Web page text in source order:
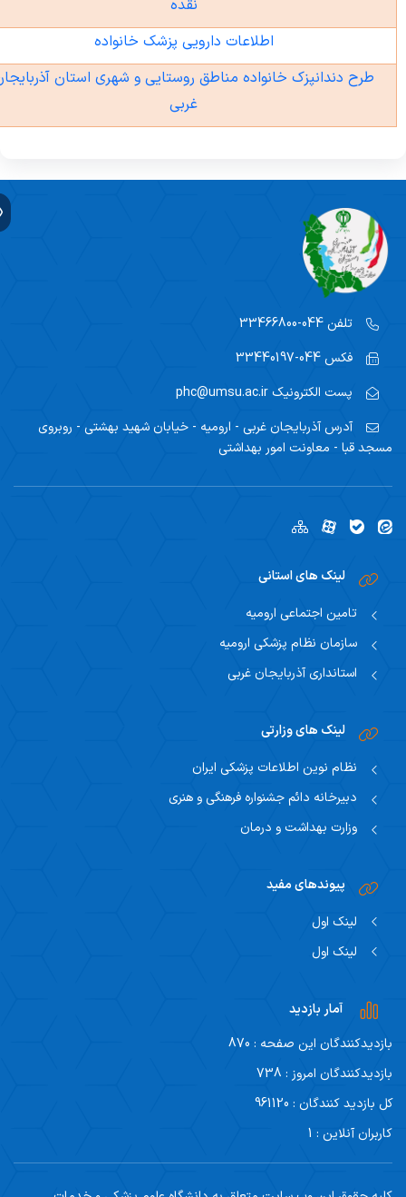
اطلاعات دارویی پزشک خانواده
طرح دندانپزک خانواده مناطق روستایی و شهری استان آذربایجان
تلفن
فکس 044-33440197
پست الکترونیکphc@umsu.ac.ir
آدرس آذربایجان غربی - ارومیه - خیابان شهید بهشتی - روبروی
قبا - معاونت امور بهداشتی
لینک های استانی
تامین اجتماعی ارومیه
سازمان نظام پزشکی ارومیه
استانداری آذربایجان غربی
لینک های وزارتی
نظام نوین اطلاعات پزشکی ایران
دبیرخانه دائم جشنواره فرهنگی و هنری
وزارت بهداشت و درمان
پیوندهای مفید
لینک اول
لینک اول
آمار بازدید
این صفحه : 870
امروز : 738
کنندگان : 961120
آنلاین : 1